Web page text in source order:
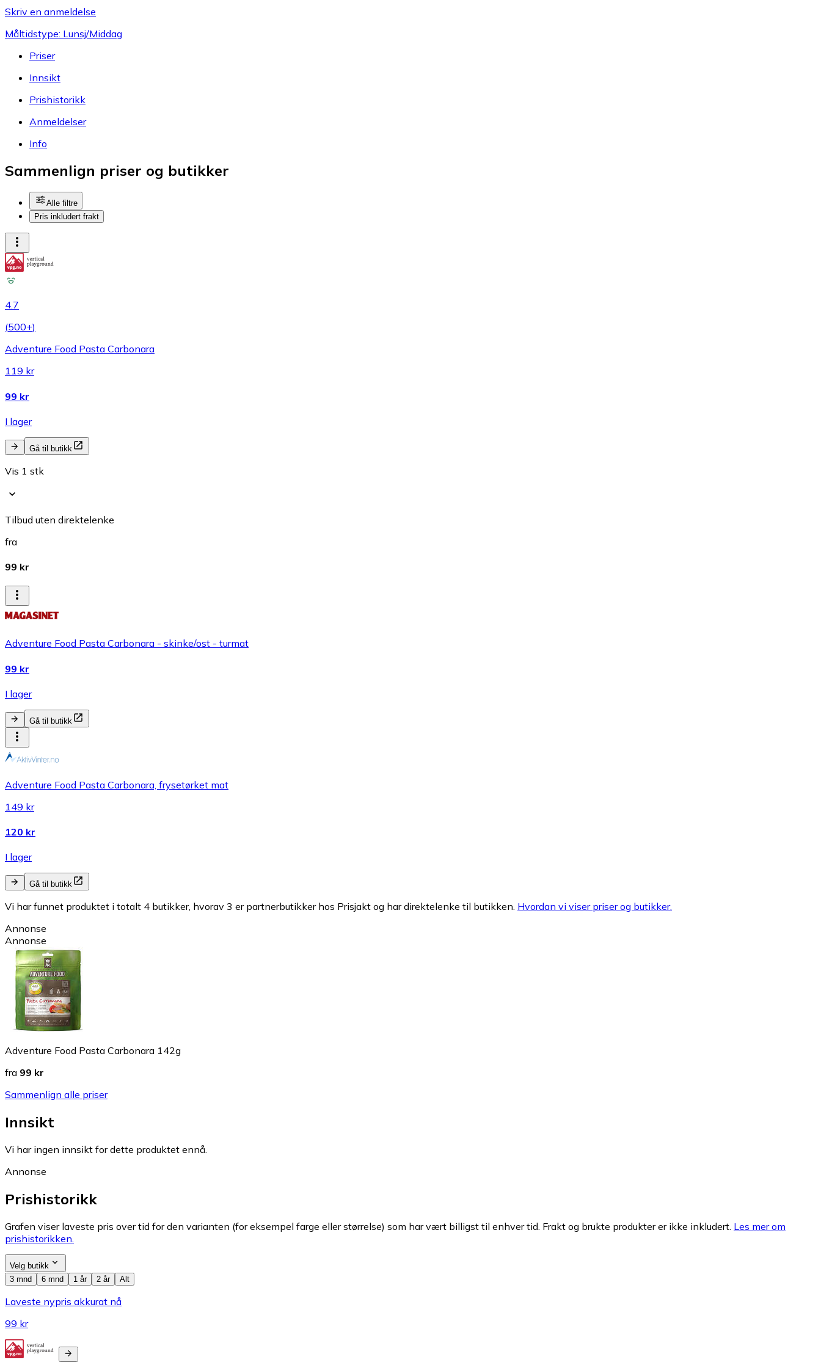
Skriv en anmeldelse
Måltidstype: Lunsj/Middag
Priser
Innsikt
Prishistorikk
Anmeldelser
Info
Sammenlign priser og butikker
Alle filtre
Pris inkludert frakt
4.7
(500+)
Adventure Food Pasta Carbonara
119 kr
99 kr
I lager
Gå til butikk
Vis 1 stk
Tilbud uten direktelenke
fra
99 kr
Adventure Food Pasta Carbonara - skinke/ost - turmat
99 kr
I lager
Gå til butikk
Adventure Food Pasta Carbonara, frysetørket mat
149 kr
120 kr
I lager
Gå til butikk
Vi har funnet produktet i totalt 4 butikker, hvorav 3 er partnerbutikker hos Prisjakt og har direktelenke til butikken. Hvordan vi viser priser og butikker.
Annonse
Annonse
Adventure Food Pasta Carbonara 142g
fra 99 kr
Sammenlign alle priser
Innsikt
Vi har ingen innsikt for dette produktet ennå.
Annonse
Prishistorikk
Grafen viser laveste pris over tid for den varianten (for eksempel farge eller størrelse) som har vært billigst til enhver tid. Frakt og brukte produkter er ikke inkludert. Les mer om
prishistorikken.
Velg butikk
3 mnd
6 mnd 1 år 2 år Alt
Laveste nypris akkurat nå
99 kr